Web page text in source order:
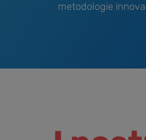
metodologie